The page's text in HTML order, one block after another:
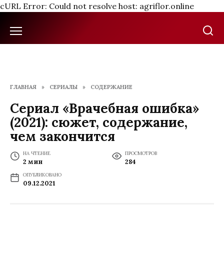
cURL Error: Could not resolve host: agriflor.online
содержанию
ГЛАВНАЯ » СЕРИАЛЫ » СОДЕРЖАНИЕ
Сериал «Врачебная ошибка»
(2021): сюжет, содержание,
чем закончится
НА ЧТЕНИЕ
2 мин
ПРОСМОТРОВ
284
ОПУБЛИКОВАНО
09.12.2021